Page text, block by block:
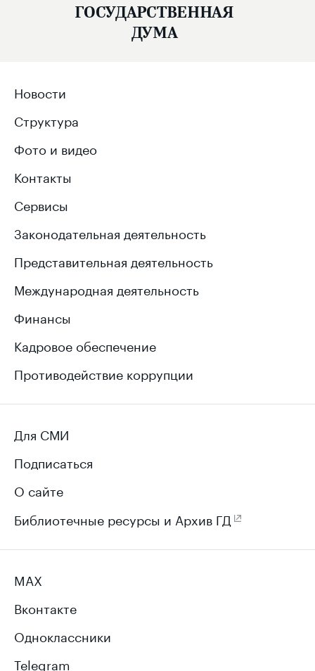
ГОСУДАРСТВЕННАЯ
ДУМА
Новости
Структура
Фото и видео
Контакты
Сервисы
Законодательная деятельность
Представительная деятельность
Международная деятельность
Финансы
Кадровое обеспечение
Противодействие коррупции
Для СМИ
Подписаться
О сайте
Библиотечные ресурсы и Архив ГД
MAX
Вконтакте
Одноклассники
Telegram